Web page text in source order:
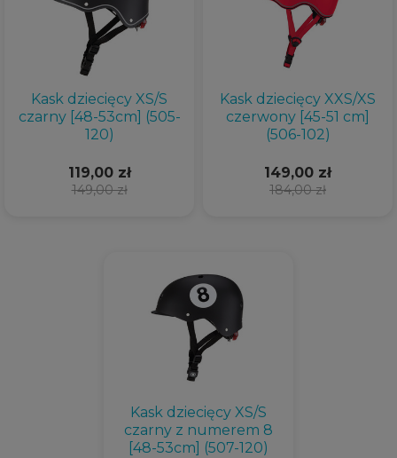
Kask dziecięcy XS/S
czarny [48-53cm] (505-
120)
149,00 zł
119,00 zł
Kask dziecięcy XXS/XS
czerwony [45-51 cm]
(506-102)
184,00 zł
149,00 zł
Kask dziecięcy XS/S
czarny z numerem 8
[48-53cm] (507-120)